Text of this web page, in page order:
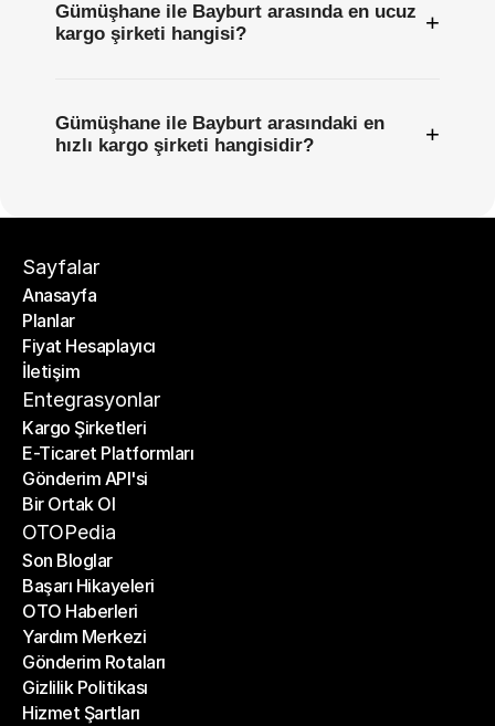
Gümüşhane ile Bayburt arasında en ucuz
kargo şirketi hangisi?
+
Gümüşhane ile Bayburt arasındaki en
hızlı kargo şirketi hangisidir?
+
Sayfalar
Anasayfa
Anasayfa
Planlar
Planlar
Fiyat Hesaplayıcı
Fiyat Hesaplayıcı
İletişim
İletişim
Entegrasyonlar
Kargo Şirketleri
Kargo Şirketleri
E-Ticaret Platformları
E-Ticaret Platformları
Gönderim API'si
Gönderim API'si
Bir Ortak Ol
Bir Ortak Ol
OTOPedia
Son Bloglar
Son Bloglar
Başarı Hikayeleri
Başarı Hikayeleri
OTO Haberleri
OTO Haberleri
Yardım Merkezi
Yardım Merkezi
Gönderim Rotaları
Gönderim Rotaları
Gizlilik Politikası
Gizlilik Politikası
Hizmet Şartları